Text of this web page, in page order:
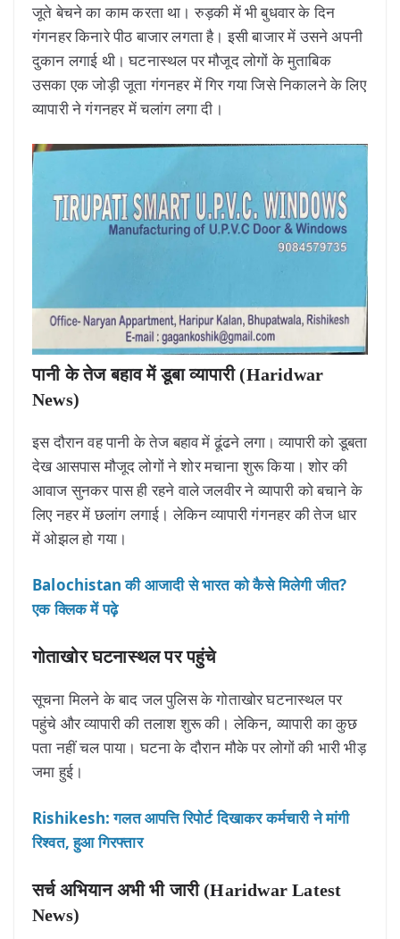
जूते बेचने का काम करता था। रुड़की में भी बुधवार के दिन
गंगनहर किनारे पीठ बाजार लगता है। इसी बाजार में उसने अपनी
दुकान लगाई थी। घटनास्थल पर मौजूद लोगों के मुताबिक
उसका एक जोड़ी जूता गंगनहर में गिर गया जिसे निकालने के लिए
व्यापारी ने गंगनहर में चलांग लगा दी।
पानी के तेज बहाव में डूबा व्यापारी (Haridwar
News)
इस दौरान वह पानी के तेज बहाव में ढूंढने लगा। व्यापारी को डूबता
देख आसपास मौजूद लोगों ने शोर मचाना शुरू किया। शोर की
आवाज सुनकर पास ही रहने वाले जलवीर ने व्यापारी को बचाने के
लिए नहर में छलांग लगाई। लेकिन व्यापारी गंगनहर की तेज धार
में ओझल हो गया।
Balochistan की आजादी से भारत को कैसे मिलेगी जीत?
एक क्लिक में पढ़े
गोताखोर घटनास्थल पर पहुंचे
सूचना मिलने के बाद जल पुलिस के गोताखोर घटनास्थल पर
पहुंचे और व्यापारी की तलाश शुरू की। लेकिन, व्यापारी का कुछ
पता नहीं चल पाया। घटना के दौरान मौके पर लोगों की भारी भीड़
जमा हुई।
Rishikesh: गलत आपत्ति रिपोर्ट दिखाकर कर्मचारी ने मांगी
रिश्वत, हुआ गिरफ्तार
सर्च अभियान अभी भी जारी (Haridwar Latest
News)